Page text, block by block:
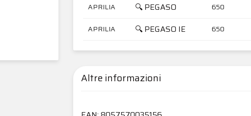
APRILIA
🔍 PEGASO 650
APRILIA 🔍 PEGASO IE 650
Altre informazioni